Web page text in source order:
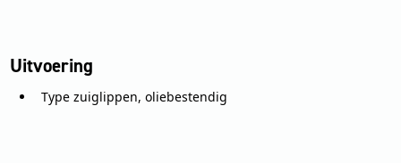
Uitvoering
Type zuiglippen, oliebestendig